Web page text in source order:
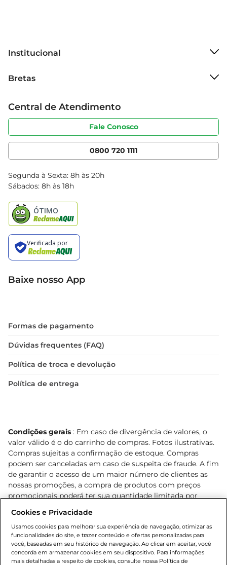
Institucional
Grupo Cencosud
Sobre privacidade
Portal do fornecedor
Cencosud Media
Bretas
Produtos Bretas
Código de ética
Serviços
Clube Bretas
Blog Bretas
Black Friday
Central de Atendimento
Fale Conosco
0800 720 1111
Segunda à Sexta: 8h às 20h
Sábados: 8h às 18h
Baixe nosso App
Formas de pagamento
Dúvidas frequentes (FAQ)
Política de troca e devolução
Política de entrega
Condições gerais : Em caso de divergência de valores, o
valor válido é o do carrinho de compras. Fotos ilustrativas.
Compras sujeitas a confirmação de estoque. Compras
podem ser canceladas em caso de suspeita de fraude. A fim
de garantir o acesso de um maior número de clientes as
nossas promoções, a compra de produtos com preços
promocionais poderá ter sua quantidade limitada por
o e-commerce e válidos durante o dia de hoje, podendo
sofrer alterações sem prévia notificação. Proibida a venda
de bebidas alcoólicas para menores de 18 anos, conforme
Lei n.º 8069/90, art. 81, inciso II (Estatuto da Criança e do
Adolescente). Preços e condições exclusivos para o
Cookies e Privacidade
Usamos cookies para melhorar sua experiência de navegação, otimizar as
funcionalidades do site, e trazer conteúdo e ofertas personalizadas para
você, baseadas em seu histórico de navegação. Ao clicar em aceitar, você
concorda em armazenar cookies em seu dispositivo. Para informações
mais detalhadas a respeito de cookies, consulte nossa Política de